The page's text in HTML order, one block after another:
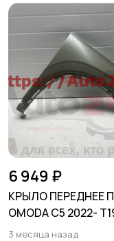
6 949 ₽
КРЫЛО ПЕРЕДНЕЕ
OMODA C5 2022-
3 месяца назад